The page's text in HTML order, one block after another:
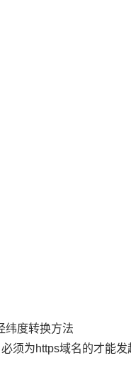
纬度转换方法
须为https域名的才能